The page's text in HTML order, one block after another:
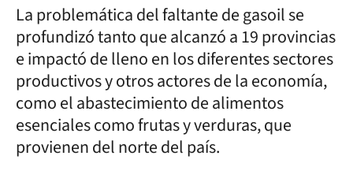
La problemática del faltante de gasoil se
profundizó tanto que alcanzó a 19 provincias
e impactó de lleno en los diferentes sectores
productivos y otros actores de la economía,
como el abastecimiento de alimentos
esenciales como frutas y verduras, que
provienen del norte del país.